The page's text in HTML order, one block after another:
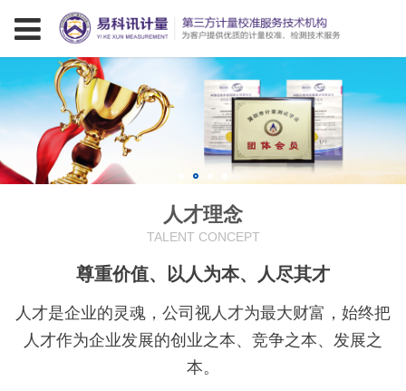
人才理念
TALENT CONCEPT
尊重价值、以人为本、人尽其才
人才是企业的灵魂，公司视人才为最大财富，始终把
人才作为企业发展的创业之本、竞争之本、发展之
本。